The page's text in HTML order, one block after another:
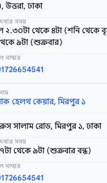
উত্তরা, ঢাকা
সময়
২.৩০টা থেকে ৪টা (শনি থেকে
৯টা (শুক্রবার)
নাম্বার
হেলথ কেয়ার, মিরপুর ১
সালাম রোড, মিরপুর ১, ঢাকা
সময়
৭টা থেকে ৯টা (শুক্রবার বন্ধ)
নাম্বার